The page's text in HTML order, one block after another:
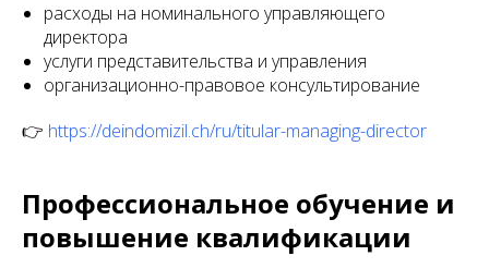
расходы на номинального управляющего
директора
услуги представительства и управления
организационно-правовое консультирование
👉 https://deindomizil.ch/ru/titular-managing-director
Профессиональное обучение и
повышение квалификации